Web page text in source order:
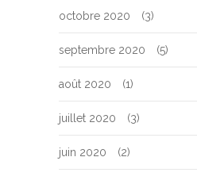
octobre 2020 (3)
septembre 2020 (5)
août 2020 (1)
juillet 2020 (3)
juin 2020 (2)